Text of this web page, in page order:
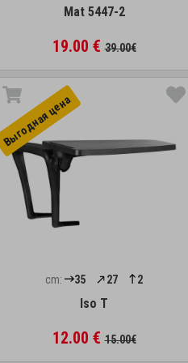
Mat 5447-2
19.00 €39.00€
Выгоднaя цена
cm: 35 27 2
Iso T
12.00 €15.00€